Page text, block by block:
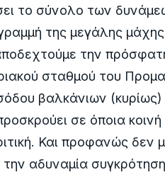
το σύνολο των
της μεγάλης
την
σταθμού του
βαλκάνιων
σε όποια κοινή
Και προφανώς δεν
αδυναμία